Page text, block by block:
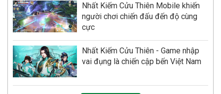
Nhất Kiếm Cửu Thiên Mobile khiến
người chơi chiến đấu đến độ cùng
cực
Nhất Kiếm Cửu Thiên - Game nhập
vai đụng là chiến cập bến Việt Nam